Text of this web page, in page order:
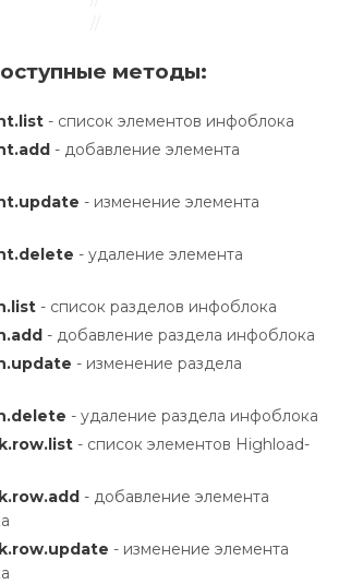
методы:
- список элементов инфоблока
- добавление элемента
- изменение элемента
- удаление элемента
- список разделов инфоблока
- добавление раздела инфоблока
- изменение раздела
- удаление раздела инфоблока
- список элементов Highload-
- добавление элемента
- изменение элемента